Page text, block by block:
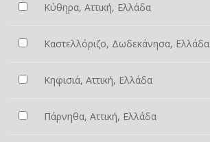
Κύθηρα, Αττική, Ελλάδα
Καστελλόριζο, Δωδεκάνησα, Ελλάδα
Κηφισιά, Αττική, Ελλάδα
Πάρνηθα, Αττική, Ελλάδα